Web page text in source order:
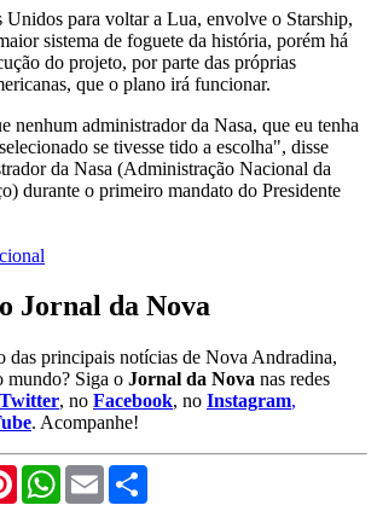
Unidos para voltar a Lua, envolve o Starship,
sistema de foguete da história, porém há
do projeto, por parte das próprias
que o plano irá funcionar.
nenhum administrador da Nasa, que eu tenha
se tivesse tido a escolha", disse
da Nasa (Administração Nacional da
durante o primeiro mandato do Presidente
Jornal da Nova
das principais notícias de Nova Andradina,
mundo? Siga o Jornal da Nova nas redes
Twitter, no Facebook, no Instagram,
. Acompanhe!
PinterestWhatsApp
Email